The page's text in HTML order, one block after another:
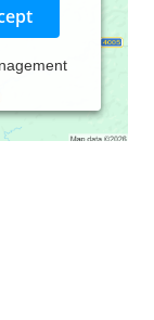
und
und
mit